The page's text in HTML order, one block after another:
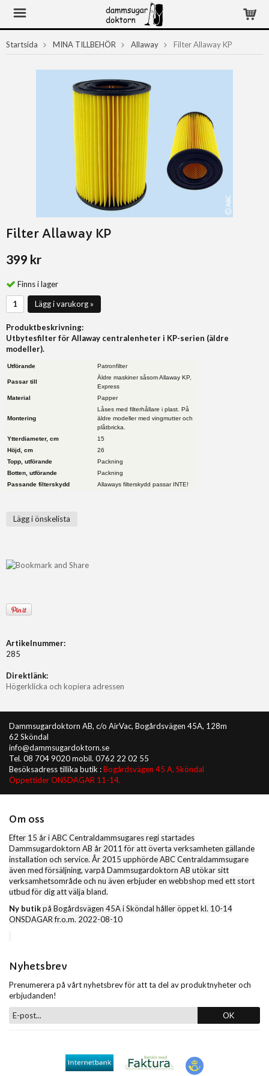
Startsida MINA TILLBEHÖR Allaway Filter Allaway KP
Filter Allaway KP
399 kr
Finns i lager
Lägg i varukorg »
Produktbeskrivning:
Utbytesfilter för Allaway centralenheter i KP-serien (äldre
modeller).
Utförande Patronfilter
Passar till
Äldre maskiner såsom Allaway KP,
Express
Material
Papper
Montering
Låses med filterhållare i plast. På
äldre modeller med vingmutter och
plåtbricka.
Ytterdiameter, cm
15
Höjd, cm
26
Topp, utförande
Packning
Botten, utförande
Packning
Passande filterskydd
Allaways filterskydd passar INTE!
Lägg i önskelista
Artikelnummer:
285
Direktlänk:
Högerklicka och kopiera adressen
Dammsugardoktorn AB, c/o AirVac, Bogårdsvägen 45A, 128m
62 Sköndal
info@dammsugardoktorn.se
Tel. 08 704 9020 mobil. 0762 22 02 55
Besöksadress tillika butik :Bogårdsvägen 45 A, Sköndal
Öppettider ONSDAGAR 11-14.
Om oss
Efter 15 år i ABC Centraldammsugares regi startades
Dammsugardoktorn AB år 2011 för att överta verksamheten gällande
installation och service. År 2015 upphörde ABC Centraldammsugare
även med försäljning, varpå Dammsugardoktorn AB utökar sitt
verksamhetsområde och nu även erbjuder en webbshop med ett stort
utbud för dig att välja bland.
Ny butikpå Bogårdsvägen 45A i Sköndal håller öppet kl. 10-14
ONSDAGAR fr.o.m. 2022-08-10
Nyhetsbrev
Prenumerera på vårt nyhetsbrev för att ta del av produktnyheter och
erbjudanden!
OK